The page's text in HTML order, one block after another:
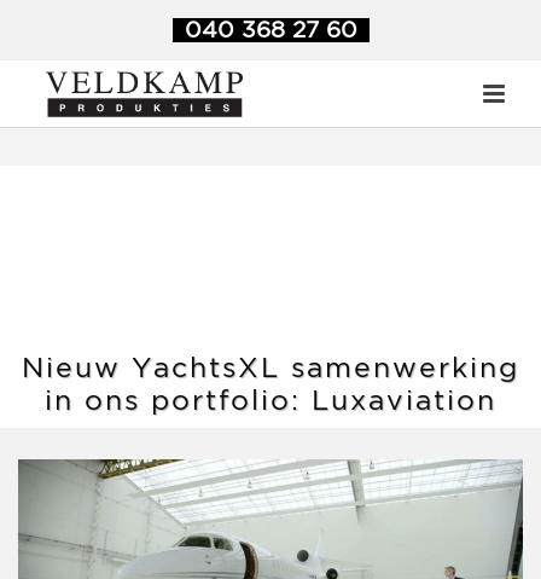
in ons portfolio: Luxaviation040 368 27 60
Nieuw YachtsXL samenwerking
in ons portfolio: Luxaviation